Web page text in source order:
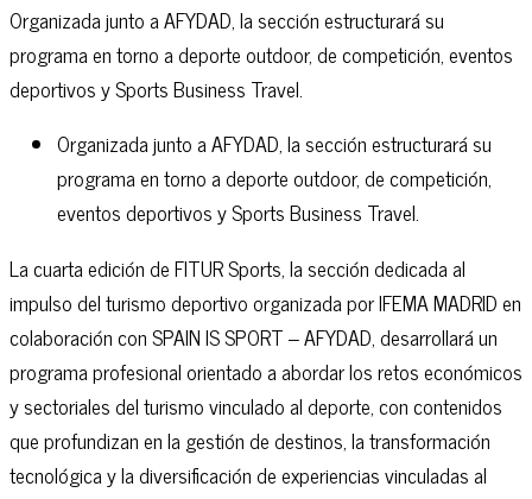
Organizada junto a AFYDAD, la sección estructurará su
programa en torno a deporte outdoor, de competición, eventos
deportivos y Sports Business Travel.
Organizada junto a AFYDAD, la sección estructurará su
programa en torno a deporte outdoor, de competición,
eventos deportivos y Sports Business Travel.
La cuarta edición de FITUR Sports, la sección dedicada al
impulso del turismo deportivo organizada por IFEMA MADRID en
colaboración con SPAIN IS SPORT – AFYDAD, desarrollará un
programa profesional orientado a abordar los retos económicos
y sectoriales del turismo vinculado al deporte, con contenidos
que profundizan en la gestión de destinos, la transformación
tecnológica y la diversificación de experiencias vinculadas al